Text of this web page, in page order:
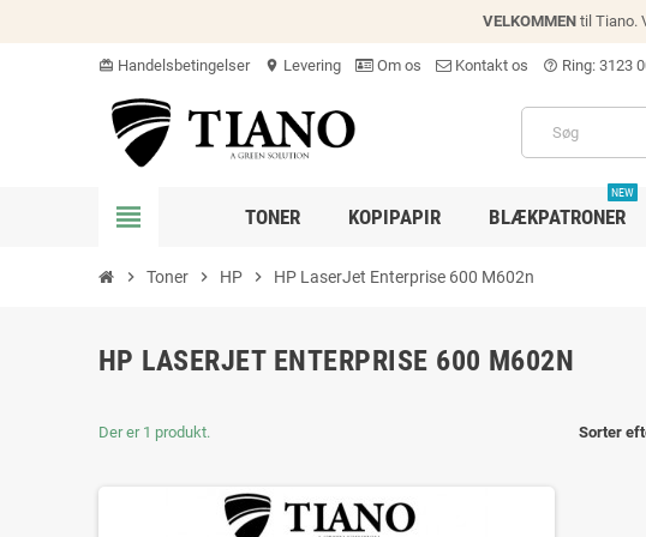
VELKOMMEN til Tiano.
card_giftcard Handelsbetingelser location_on Levering Om os Kontakt os help_outline Ring: 3123
view_headline TONER KOPIPAPIR BLÆKPATRONER
NEW
chevron_right Toner chevron_right HP chevron_right HP LaserJet Enterprise 600 M602n
HP LASERJET ENTERPRISE 600 M602N
Sorter
Der er 1 produkt.